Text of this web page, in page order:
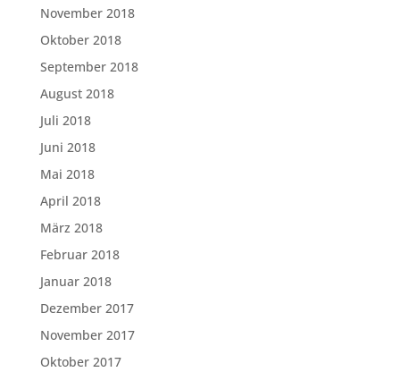
November 2018
Oktober 2018
September 2018
August 2018
Juli 2018
Juni 2018
Mai 2018
April 2018
März 2018
Februar 2018
Januar 2018
Dezember 2017
November 2017
Oktober 2017